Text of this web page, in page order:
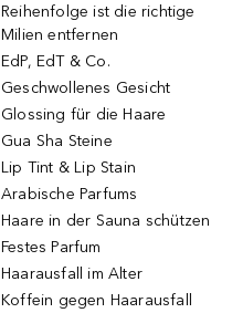
Reihenfolge ist die richtige
Milien entfernen
EdP, EdT & Co.
Geschwollenes Gesicht
Glossing für die Haare
Gua Sha Steine
Lip Tint & Lip Stain
Arabische Parfums
Haare in der Sauna schützen
Festes Parfum
Haarausfall im Alter
Koffein gegen Haarausfall